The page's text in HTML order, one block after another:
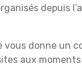
depuis
donne un
aux